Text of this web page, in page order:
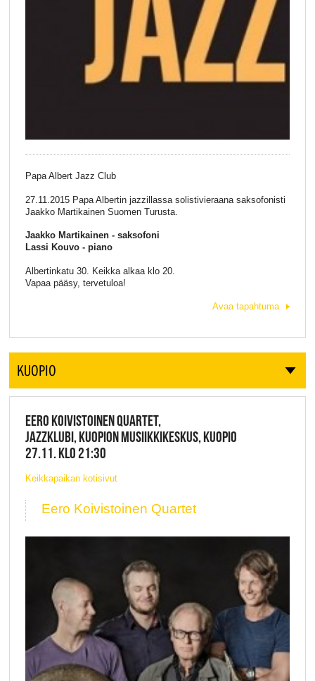
Papa Albert Jazz Club
27.11.2015 Papa Albertin jazzillassa solistivieraana saksofonisti
Jaakko Martikainen Suomen Turusta.
Jaakko Martikainen - saksofoni
Lassi Kouvo - piano
Albertinkatu 30. Keikka alkaa klo 20.
Vapaa pääsy, tervetuloa!
Avaa tapahtuma
KUOPIO
EERO KOIVISTOINEN QUARTET,
JAZZKLUBI, KUOPION MUSIIKKIKESKUS, KUOPIO
27.11. KLO 21:30
Keikkapaikan kotisivut
Eero Koivistoinen Quartet